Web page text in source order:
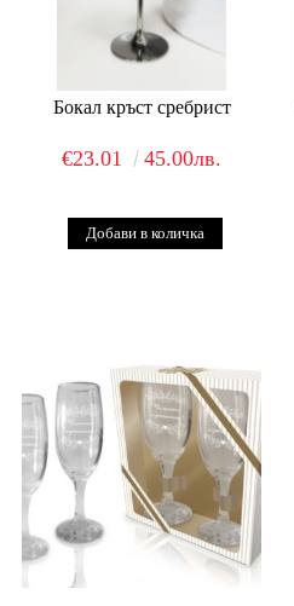
Бокал кръст сребрист
€23.01 45.00лв.